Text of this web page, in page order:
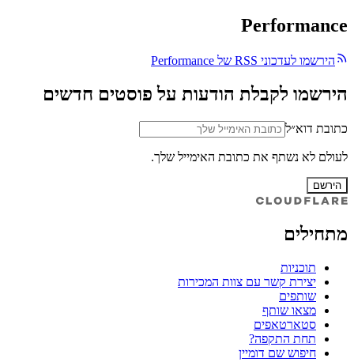
Performance
הירשמו לעדכוני RSS של Performance
הירשמו לקבלת הודעות על פוסטים חדשים
כתובת דוא״ל
לעולם לא נשתף את כתובת האימייל שלך.
הירשם
מתחילים
תוכניות
יצירת קשר עם צוות המכירות
שותפים
מצאו שותף
סטארטאפים
תחת התקפה?
חיפוש שם דומיין